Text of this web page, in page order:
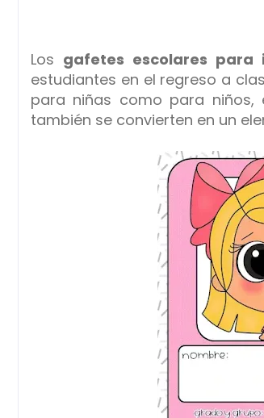
Los gafetes escolares para
estudiantes en el regreso a
para niñas como para niños,
también se convierten en un